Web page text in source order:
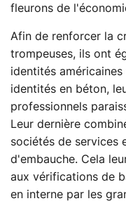
fleurons de
Afin de renforcer la
trompeuses, ils ont
identités
identités en béton,
professionnels
Leur dernière
sociétés de services
d'embauche. Cela
aux vérifications de
en interne par les